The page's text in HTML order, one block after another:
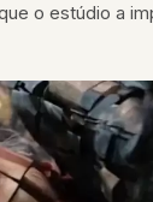
o estúdio a